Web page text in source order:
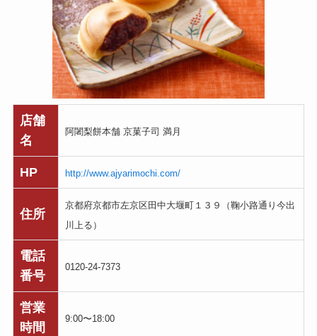
店舗
名
阿闍梨餅本舗 京菓子司 満月
HP http://www.ajyarimochi.com/
住所
京都府京都市左京区田中大堰町１３９（鞠小路通り今出
川上る）
電話
番号
0120-24-7373
営業
時間
9:00〜18:00